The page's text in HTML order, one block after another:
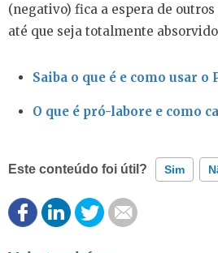
(negativo) fica a espera de
até que seja totalmente
Saiba o que é e como usar o
O que é pró-labore e como
Este conteúdo foi útil? Sim
Este conteúdo contém informação